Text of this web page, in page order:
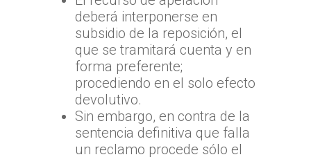
deberá interponerse en
subsidio de la reposición, el
que se tramitará cuenta y en
forma preferente;
procediendo en el solo efecto
devolutivo.
Sin embargo, en contra de la
sentencia definitiva que falla
un reclamo procede sólo el